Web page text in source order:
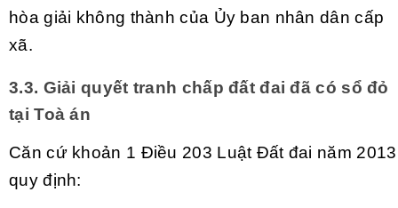
hòa giải không thành của Ủy ban nhân dân cấp
xã.
3.3. Giải quyết tranh chấp đất đai đã có sổ đỏ
tại Toà án
Căn cứ khoản 1 Điều 203 Luật Đất đai năm 2013
quy định: